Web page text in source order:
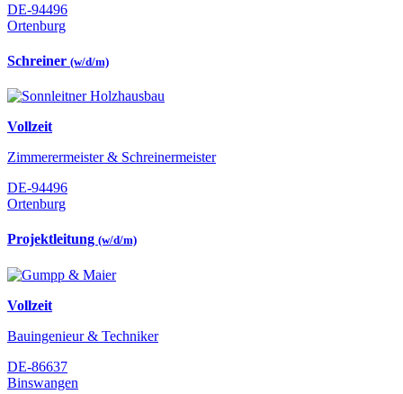
DE-94496
Ortenburg
Schreiner (w/d/m)
Vollzeit
Zimmerermeister & Schreinermeister
DE-94496
Ortenburg
Projektleitung (w/d/m)
Vollzeit
Bauingenieur & Techniker
DE-86637
Binswangen